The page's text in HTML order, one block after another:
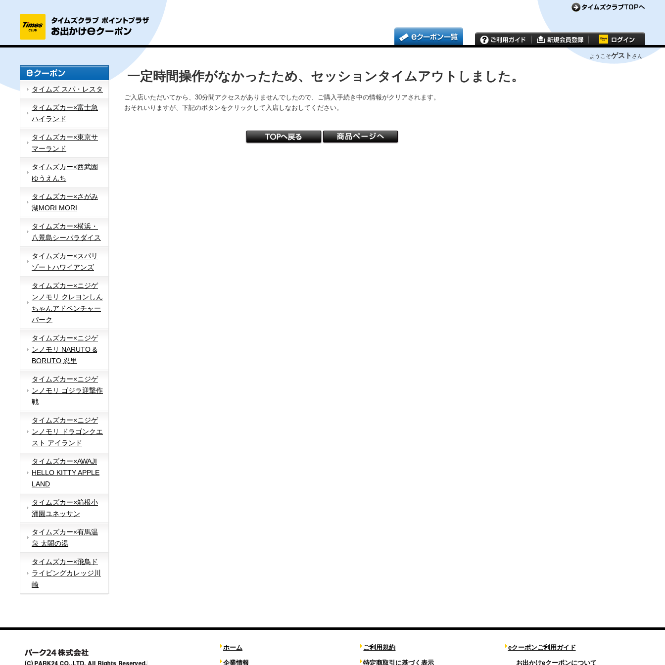
ようこそゲスト さん
タイムズ スパ・レスタ
タイムズカー×富士急
ハイランド
タイムズカー×東京サ
マーランド
タイムズカー×西武園
ゆうえんち
タイムズカー×さがみ
湖MORI MORI
タイムズカー×横浜・
八景島シーパラダイス
タイムズカー×スパリ
ゾートハワイアンズ
タイムズカー×ニジゲ
ンノモリ クレヨンしん
ちゃんアドベンチャー
パーク
タイムズカー×ニジゲ
ンノモリ NARUTO &
BORUTO 忍里
タイムズカー×ニジゲ
ンノモリ ゴジラ迎撃作
戦
タイムズカー×ニジゲ
ンノモリ ドラゴンクエ
スト アイランド
タイムズカー×AWAJI
HELLO KITTY APPLE
LAND
タイムズカー×箱根小
涌園ユネッサン
タイムズカー×有馬温
泉 太閤の湯
タイムズカー×飛鳥ド
ライビングカレッジ川
崎
一定時間操作がなかったため、セッションタイムアウトしました。
ご入店いただいてから、30分間アクセスがありませんでしたので、ご購入手続き中の情報がクリアされます。
おそれいりますが、下記のボタンをクリックして入店しなおしてください。
ホーム
企業情報
ご利用規約
特定商取引に基づく表示
eクーポンご利用ガイド
お出かけeクーポンについて